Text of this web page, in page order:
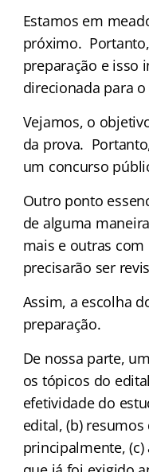
Estamos em
próximo.
preparação e isso
direcionada para
Vejamos, o
da prova.
um concurso
Outro ponto
de alguma
mais e outras
precisarão ser
Assim, a escolha
preparação.
De nossa parte,
os tópicos do
efetividade do
edital, (b)
principalmente,